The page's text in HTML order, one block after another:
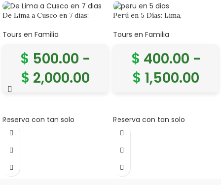
Banner title, click to edit.
De Lima a Cusco en 7 dias:
Tours en Familia
$ 500.00 -
$ 2,000.00
Reserva con tan solo
Perú en 5 Días: Lima,
Tours en Familia
$ 400.00 -
$ 1,500.00
Reserva con tan solo